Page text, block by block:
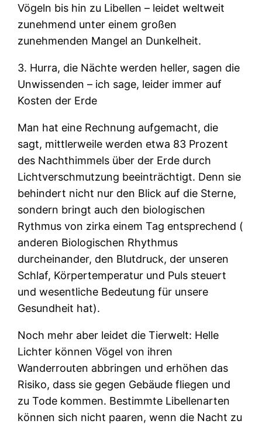
Vögeln bis hin zu Libellen – leidet weltweit
zunehmend unter einem großen
zunehmenden Mangel an Dunkelheit.
3. Hurra, die Nächte werden heller, sagen die
Unwissenden – ich sage, leider immer auf
Kosten der Erde
Man hat eine Rechnung aufgemacht, die
sagt, mittlerweile werden etwa 83 Prozent
des Nachthimmels über der Erde durch
Lichtverschmutzung beeinträchtigt. Denn sie
behindert nicht nur den Blick auf die Sterne,
sondern bringt auch den biologischen
Rythmus von zirka einem Tag entsprechend (
anderen Biologischen Rhythmus
durcheinander, den Blutdruck, der unseren
Schlaf, Körpertemperatur und Puls steuert
und wesentliche Bedeutung für unsere
Gesundheit hat).
Noch mehr aber leidet die Tierwelt: Helle
Lichter können Vögel von ihren
Wanderrouten abbringen und erhöhen das
Risiko, dass sie gegen Gebäude fliegen und
zu Tode kommen. Bestimmte Libellenarten
können sich nicht paaren, wenn die Nacht zu